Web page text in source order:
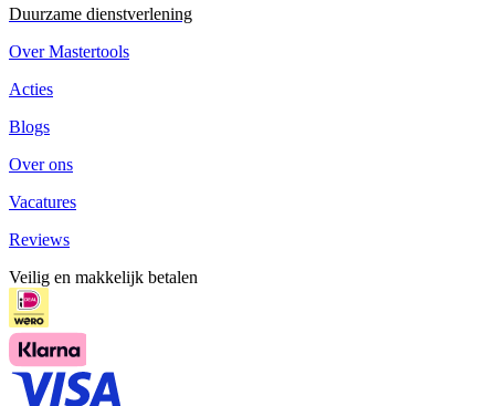
Duurzame dienstverlening
Over Mastertools
Acties
Blogs
Over ons
Vacatures
Reviews
Veilig en makkelijk betalen